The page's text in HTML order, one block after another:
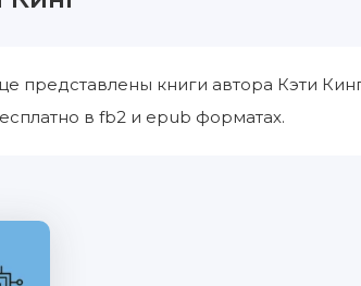
представлены книги автора Кэти
в fb2 и epub форматах.